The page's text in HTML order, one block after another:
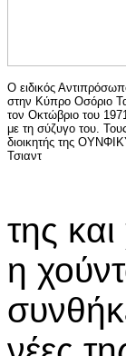
Ο ειδικός
στην Κύπρο Οσόριο
τον Οκτώβριο του
με τη σύζυγο του.
διοικητής της
Τσιαντ
της
η